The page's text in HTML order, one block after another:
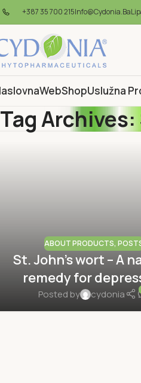
+387 35 700 215Info@cydonia.ba
WebShopUslužna
Tag
ABOUT PRODUCTS,
St. John's wort – A
remedy for
Posted by cydonia